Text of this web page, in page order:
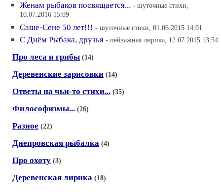
Женам рыбаков посвящается... - шуточные стихи,
10.07.2016 15:09
Саше-Сене 50 лет!!! - шуточные стихи, 01.06.2015 14:01
С Днём Рыбака, друзья - пейзажная лирика, 12.07.2015 13:54
Про леса и грибы (14)
Деревенские зарисовки (14)
Ответы на чьи-то стихи... (35)
Философизмы... (26)
Разное (22)
Днепровская рыбалка (4)
Про охоту (3)
Деревенская лирика (18)